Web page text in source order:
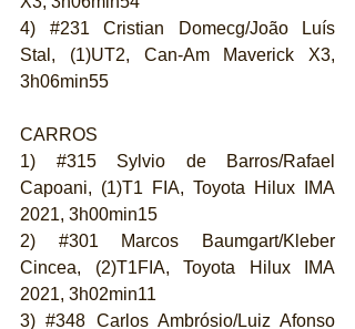
4) #231 Cristian Domecg/João Luís
Stal, (1)UT2, Can-Am Maverick X3,
3h06min55
CARROS
1) #315 Sylvio de Barros/Rafael
Capoani, (1)T1 FIA, Toyota Hilux IMA
2021, 3h00min15
2) #301 Marcos Baumgart/Kleber
Cincea, (2)T1FIA, Toyota Hilux IMA
2021, 3h02min11
3) #348 Carlos Ambrósio/Luiz Afonso